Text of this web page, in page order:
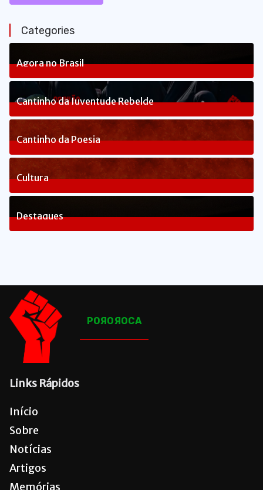
Categories
Agora no Brasil
238Posts
Cantinho da Juventude Rebelde
3Posts
Cantinho da Poesia
1Posts
Cultura
82Posts
Destaques
POЯOЯOCA
Links Rápidos
Início
Sobre
Notícias
Artigos
Memórias